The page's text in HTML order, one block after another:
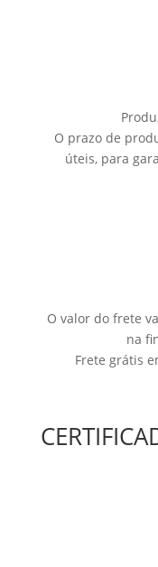
O prazo de
úteis, para
O valor do frete
na
Frete grátis